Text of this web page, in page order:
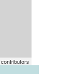
contributors